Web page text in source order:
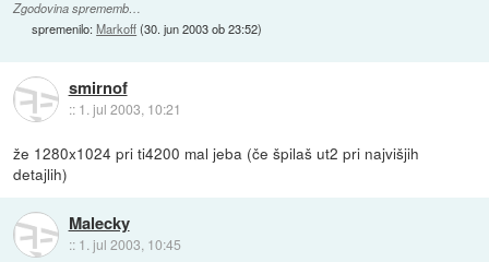
Zgodovina sprememb…
spremenilo:Markoff(30. jun 2003 ob 23:52)
smirnof
:: 1. jul 2003, 10:21
že 1280x1024 pri ti4200 mal jeba (če špilaš ut2 pri najvišjih
detajlih)
Malecky
:: 1. jul 2003, 10:45